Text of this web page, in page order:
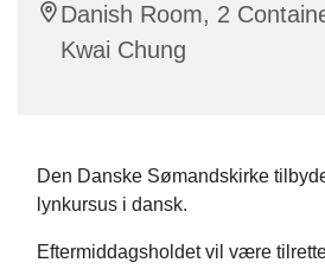
Danish Room, 2
Kwai Chung
Den Danske Sømandskirke
lynkursus i dansk.
Eftermiddagsholdet vil være